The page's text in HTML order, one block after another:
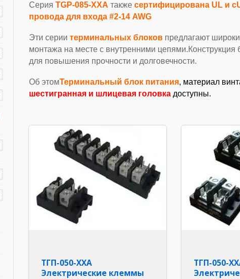
Серия TGP-085-XXA также сертифицирована UL и
провода для входа #2-14 AWG
Эти серии терминальных блоков предлагают
монтажа на месте с внутренними
для повышения прочности и долговечности.
Об этомТерминальный блок питания, материал
шестигранная и шлицевая головка доступны.
ТГП-050-ХХА
Электрические клеммы
ТГП-050-